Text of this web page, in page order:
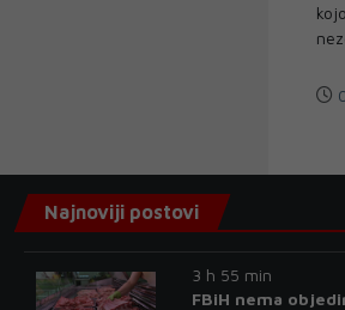
Najnoviji postovi
3 h 55 min
FBiH nema